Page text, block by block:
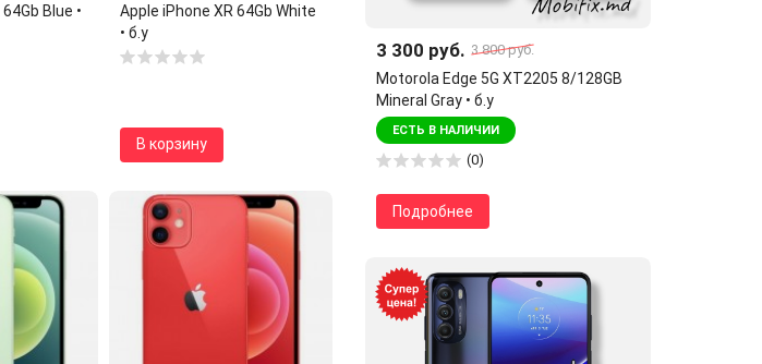
Blue •
Apple iPhone XR 64Gb White
• б.у
В корзину
3 300 руб. 3 800 руб.
Motorola Edge 5G XT2205 8/128GB
Mineral Gray • б.у
ЕСТЬ В НАЛИЧИИ
(0)
Подробнее